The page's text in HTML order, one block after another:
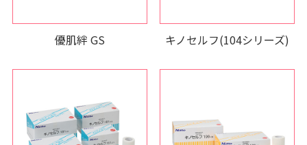
優肌絆 GS キノセルフ(104シリーズ)